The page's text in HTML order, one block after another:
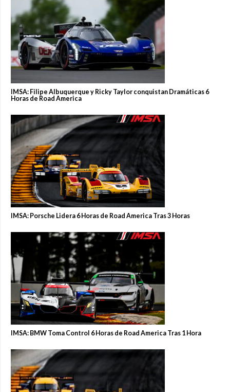
IMSA: Filipe Albuquerque y Ricky Taylor conquistan Dramáticas 6
Horas de Road America
IMSA: Porsche Lidera 6 Horas de Road America Tras 3 Horas
IMSA: BMW Toma Control 6 Horas de Road America Tras 1 Hora